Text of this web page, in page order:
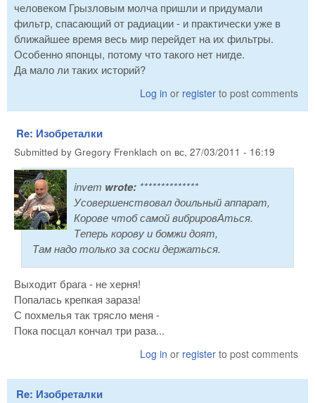
человеком Грызловым молча пришли и придумали
фильтр, спасающий от радиации - и практически уже в
ближайшее время весь мир перейдет на их фильтры.
Особенно японцы, потому что такого нет нигде.
Да мало ли таких историй?
Log in or register to post comments
Re: Изобреталки
Submitted by Gregory Frenklach on вс, 27/03/2011 - 16:19
invem wrote: **************
Усовершенствовал доильный аппарат,
Корове чтоб самой вибрировАться.
Теперь корову и бомжи доят,
Там надо только за соски держаться.
Выходит брага - не херня!
Попалась крепкая зараза!
С похмелья так трясло меня -
Пока посцал кончал три раза...
Log in or register to post comments
Re: Изобреталки